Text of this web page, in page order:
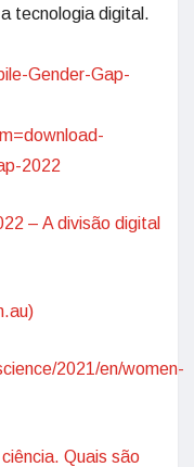
tecnologia digital.
Gender-Gap-
2022
– A divisão digital
2021/en/women-
Quais são